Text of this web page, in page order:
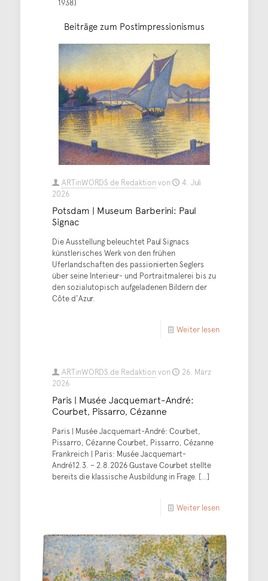
1938)
Beiträge zum Postimpressionismus
ARTinWORDS.de Redaktionvon
4. Juli
2026
Potsdam | Museum Barberini: Paul
Signac
Die Ausstellung beleuchtet Paul Signacs
künstlerisches Werk von den frühen
Uferlandschaften des passionierten Seglers
über seine Interieur- und Portraitmalerei bis zu
den sozialutopisch aufgeladenen Bildern der
Côte d’Azur.
Weiter lesen
ARTinWORDS.de Redaktionvon
26. März
2026
Paris | Musée Jacquemart-André:
Courbet, Pissarro, Cézanne
Paris | Musée Jacquemart-André: Courbet,
Pissarro, Cézanne Courbet, Pissarro, Cézanne
Frankreich | Paris: Musée Jacquemart-
André12.3. – 2.8.2026 Gustave Courbet stellte
bereits die klassische Ausbildung in Frage. […]
Weiter lesen